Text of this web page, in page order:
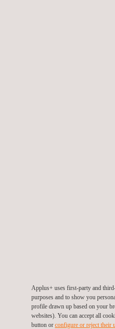
Applus+ uses first-party and
purposes and to show you
profile drawn up based on your
websites). You can accept all
button or configure or reject their